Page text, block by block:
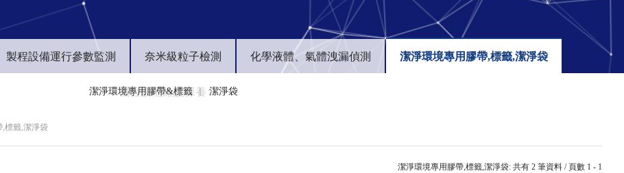
製程設備運行參數監測 奈米級粒子檢測 化學液體、氣體洩漏偵測 潔淨環境專用膠帶,標籤,潔淨袋
潔淨環境專用膠帶&標籤 潔淨袋
機台設備維護保養
,標籤,潔淨袋
潔淨環境專用膠帶,標籤,潔淨袋: 共有 2 筆資料 / 頁數 1 - 1